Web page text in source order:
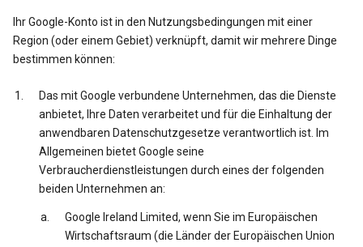
Ihr Google-Konto ist in den Nutzungsbedingungen mit einer
Region (oder einem Gebiet) verknüpft, damit wir mehrere Dinge
bestimmen können:
Das mit Google verbundene Unternehmen, das die Dienste
anbietet, Ihre Daten verarbeitet und für die Einhaltung der
anwendbaren Datenschutzgesetze verantwortlich ist. Im
Allgemeinen bietet Google seine
Verbraucherdienstleistungen durch eines der folgenden
beiden Unternehmen an:
Google Ireland Limited, wenn Sie im Europäischen
Wirtschaftsraum (die Länder der Europäischen Union